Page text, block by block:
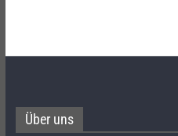
Über uns